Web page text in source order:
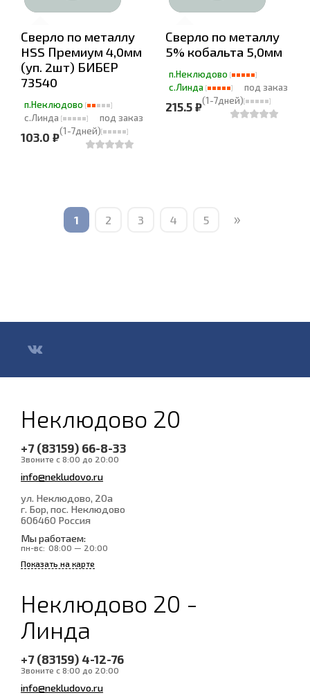
Сверло по металлу
HSS Премиум 4,0мм
(уп. 2шт) БИБЕР
73540
п.Неклюдово
с.Линда
под заказ
(1-7дней)
103.0 ₽
Сверло по металлу
5% кобальта 5,0мм
п.Неклюдово
с.Линда
под заказ
(1-7дней)
215.5 ₽
1 2 3 4 5 »
Неклюдово 20
+7 (83159) 66-8-33
Звоните с 8:00 до 20:00
info@nekludovo.ru
ул. Неклюдово, 20а
г. Бор, пос. Неклюдово
606460 Россия
Мы работаем:
пн-вс: 08:00 — 20:00
Показать на карте
Неклюдово 20 -
Линда
+7 (83159) 4-12-76
Звоните с 8:00 до 20:00
info@nekludovo.ru